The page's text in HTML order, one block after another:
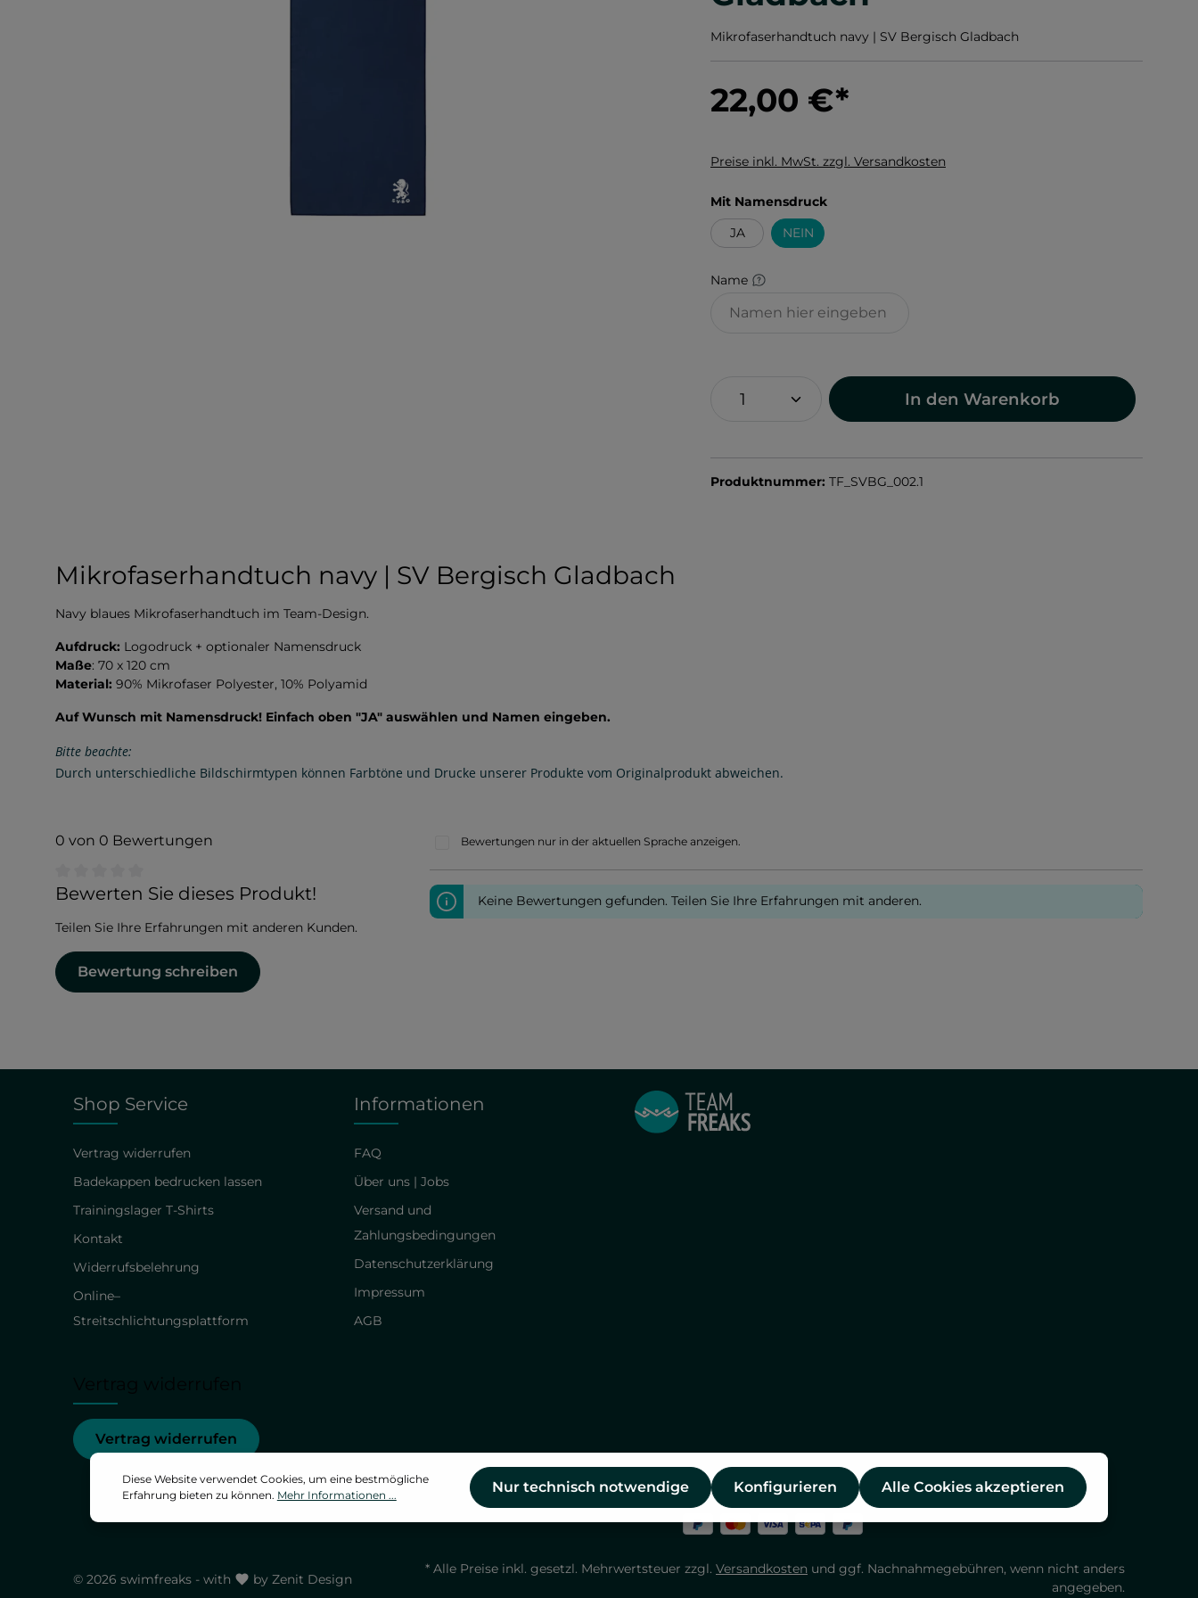
Mikrofaserhandtuch navy | SV Bergisch Gladbach
22,00 €*
Preise inkl. MwSt. zzgl. Versandkosten
Mit Namensdruckauswählen
JA
NEIN
Name
In den Warenkorb
Produktnummer: TF_SVBG_002.1
Mikrofaserhandtuch navy | SV Bergisch Gladbach
Navy blaues Mikrofaserhandtuch im Team-Design.
Aufdruck: Logodruck + optionaler Namensdruck
Maße: 70 x 120 cm
Material: 90% Mikrofaser Polyester, 10% Polyamid
Auf Wunsch mit Namensdruck! Einfach oben "JA" auswählen und Namen eingeben.
Bitte beachte:
Durch unterschiedliche Bildschirmtypen können Farbtöne und Drucke unserer Produkte vom Originalprodukt abweichen.
0 von 0 Bewertungen
Durchschnittliche Bewertung von 0 von 5 Sternen
Bewerten Sie dieses Produkt!
Teilen Sie Ihre Erfahrungen mit anderen Kunden.
Bewertung schreiben
Bewertungen nur in der aktuellen Sprache anzeigen.
Keine Bewertungen gefunden. Teilen Sie Ihre Erfahrungen mit anderen.
Vertrag widerrufen
Shop Service
Vertrag widerrufen
Badekappen bedrucken lassen
Trainingslager T-Shirts
Kontakt
Widerrufsbelehrung
Online–
Streitschlichtungsplattform
Informationen
FAQ
Über uns | Jobs
Versand und
Zahlungsbedingungen
Datenschutzerklärung
Impressum
AGB
© 2026 swimfreaks - with by Zenit Design
* Alle Preise inkl. gesetzl. Mehrwertsteuer zzgl. Versandkosten und ggf. Nachnahmegebühren, wenn nicht anders
angegeben.
Diese Website verwendet Cookies, um eine bestmögliche
Erfahrung bieten zu können. Mehr Informationen ... Nur technisch notwendige Konfigurieren Alle Cookies akzeptieren